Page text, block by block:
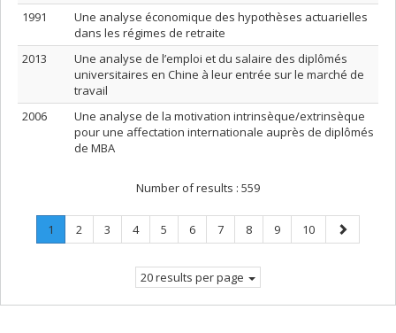
1991
Une analyse économique des hypothèses actuarielles
dans les régimes de retraite
2013
Une analyse de l’emploi et du salaire des diplômés
universitaires en Chine à leur entrée sur le marché de
travail
2006
Une analyse de la motivation intrinsèque/extrinsèque
pour une affectation internationale auprès de diplômés
de MBA
Number of results : 559
Page
1
Current
Page
2 Page
3 Page
4 Page
5 Page
6 Page
7 Page
8 Page
9 Page
10
Next
page
20 results per page